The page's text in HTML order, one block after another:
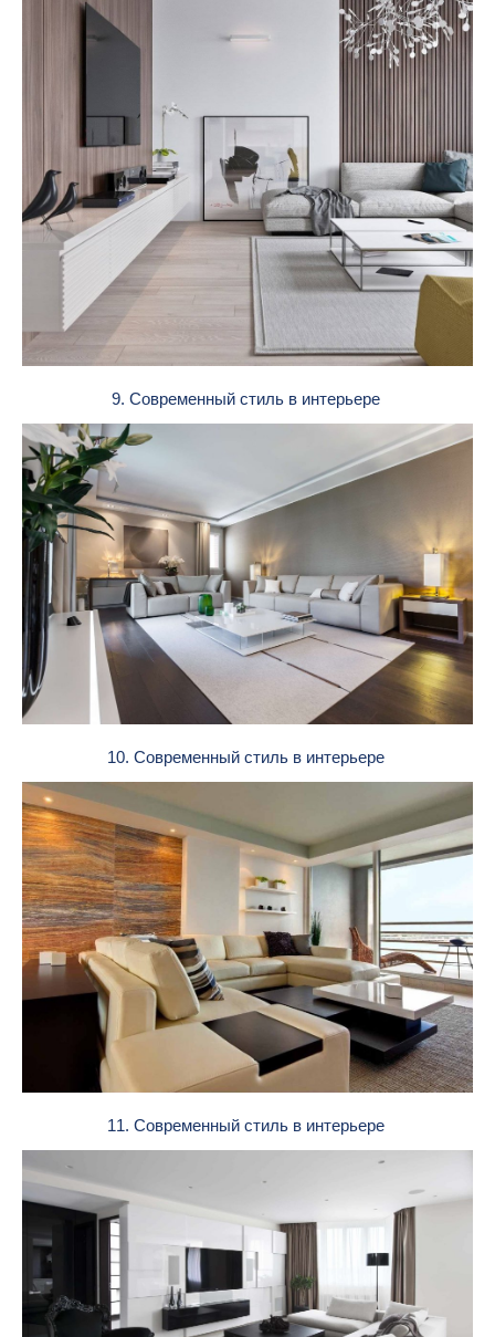
9. Современный стиль в интерьере
10. Современный стиль в интерьере
11. Современный стиль в интерьере